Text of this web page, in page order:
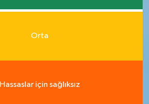
Orta
Hassaslar için sağlıksız